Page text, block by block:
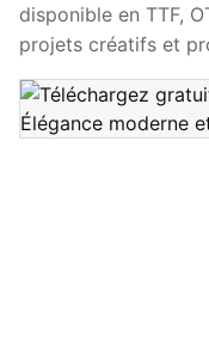
disponible en TTF,
projets créatifs et